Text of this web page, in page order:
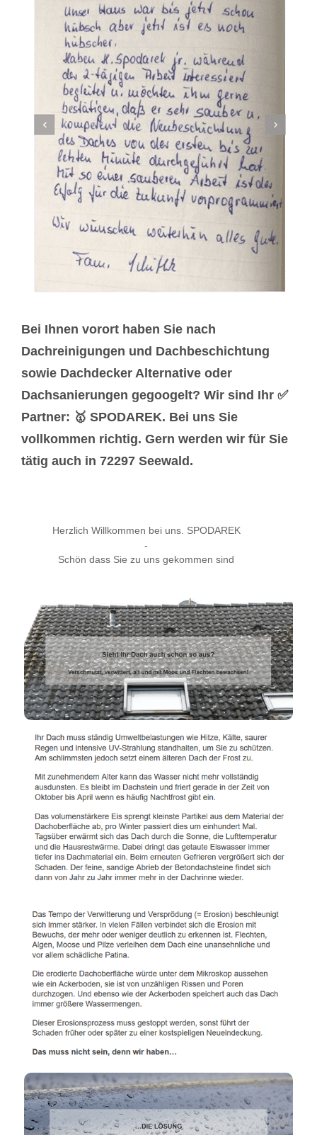
Bei Ihnen vorort haben Sie nach
Dachreinigungen und Dachbeschichtung
sowie Dachdecker Alternative oder
Dachsanierungen gegoogelt? Wir sind Ihr ✅
Partner: 🥇 SPODAREK. Bei uns Sie
vollkommen richtig. Gern werden wir für Sie
tätig auch in 72297 Seewald.
Herzlich Willkommen bei uns. SPODAREK
-
Schön dass Sie zu uns gekommen sind